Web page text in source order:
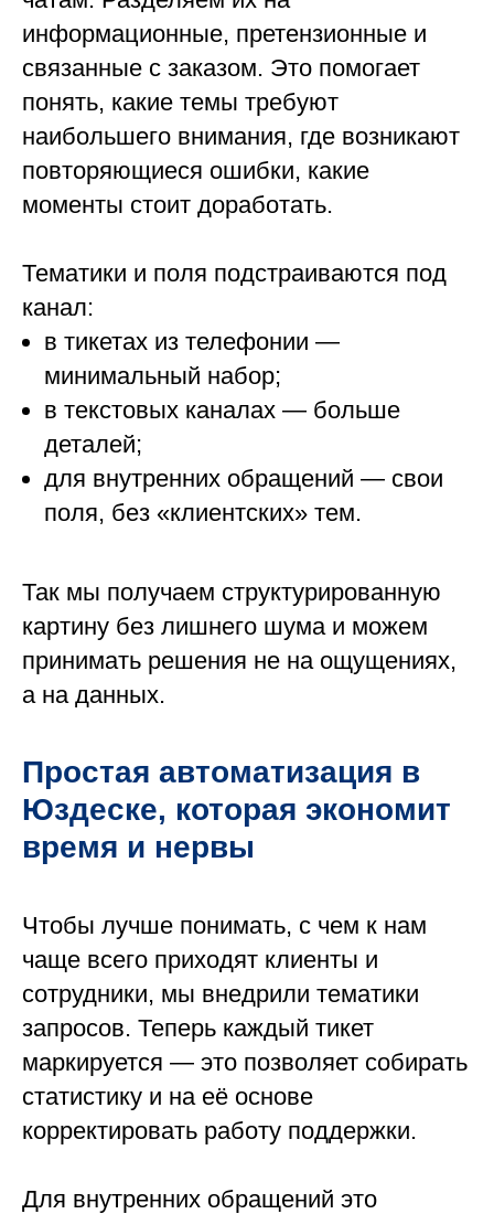
информационные, претензионные и
связанные с заказом. Это помогает
понять, какие темы требуют
наибольшего внимания, где возникают
повторяющиеся ошибки, какие
моменты стоит доработать.
Тематики и поля подстраиваются под
канал:
в тикетах из телефонии —
минимальный набор;
в текстовых каналах — больше
деталей;
для внутренних обращений — свои
поля, без «клиентских» тем.
Так мы получаем структурированную
картину без лишнего шума и можем
принимать решения не на ощущениях,
а на данных.
Простая автоматизация в
Юздеске, которая экономит
время и нервы
Чтобы лучше понимать, с чем к нам
чаще всего приходят клиенты и
сотрудники, мы внедрили тематики
запросов. Теперь каждый тикет
маркируется — это позволяет собирать
статистику и на её основе
корректировать работу поддержки.
Для внутренних обращений это